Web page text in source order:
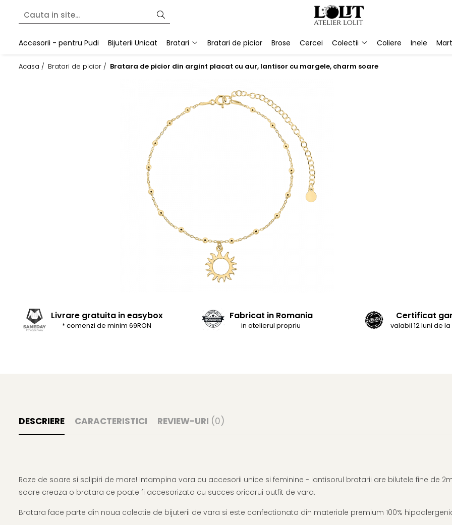
Bratari lantisor
Crescent Moon
Pandantive
Accesorii - pentru Pudi Bijuterii Unicat Bratari Bratari de picior Brose Cercei Colectii Coliere Inele
Acasa / Bratari de picior / Bratara de picior din argint placat cu aur, lantisor cu margele, charm soare
Livrare gratuita in easybox
* comenzi de minim 69RON
Fabricat in Romania
in atelierul propriu
Certificat
valabil 12 luni de
DESCRIERE CARACTERISTICI REVIEW-URI (0)
Raze de soare si sclipiri de mare! Intampina vara cu accesorii unice si feminine - lantisorul bratarii are bilutele fine de
soare creaza o bratara ce poate fi accesorizata cu succes oricarui outfit de vara.
Bratara face parte din noua colectie de bijuterii de vara si este confectionata din materiale premium 100%